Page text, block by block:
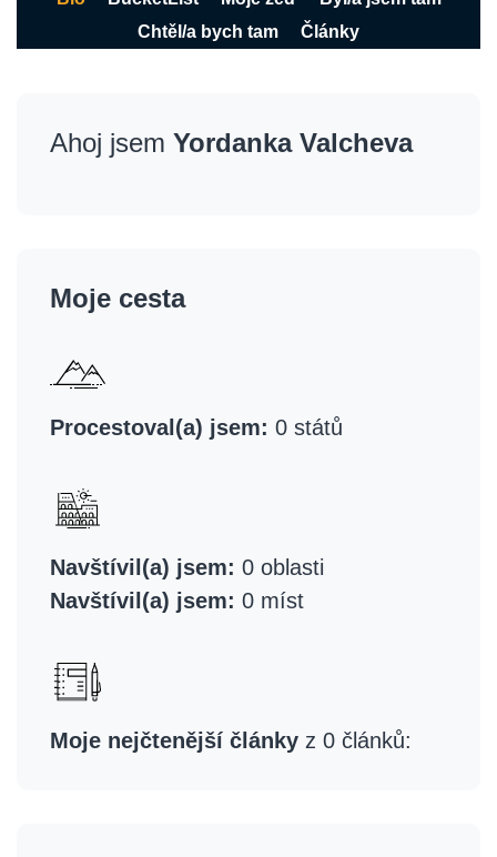
Chtěl/a bych tam
Články
Ahoj jsem Yordanka Valcheva
Moje cesta
Procestoval(a) jsem: 0 států
Navštívil(a) jsem: 0 oblasti
Navštívil(a) jsem: 0 míst
Moje nejčtenější články z 0 článků: